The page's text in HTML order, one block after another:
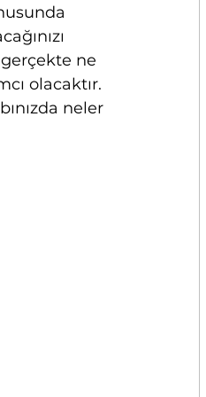
ne
olacaktır.
neler